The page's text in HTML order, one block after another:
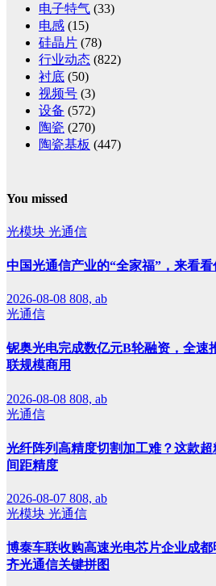
电子特气 (33)
电感 (15)
硅晶片 (78)
行业动态 (822)
衬底 (50)
视频号 (3)
设备 (572)
陶瓷 (270)
陶瓷基板 (447)
You missed
光模块 光通信
中国光通信产业的“全家福”，来看
2026-08-08 808, ab
光通信
铌奥光电完成数亿元B轮融资，全速
联规模商用
2026-08-08 808, ab
光通信
光纤阵列高精度切割加工难？这款
间距精度
2026-08-07 808, ab
光模块 光通信
博泰车联收购高速光电芯片企业成
齐光通信关键拼图